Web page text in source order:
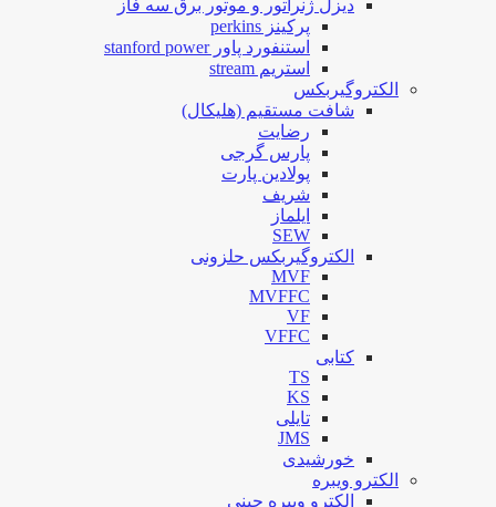
دیزل ژنراتور و موتور برق سه فاز
پرکینز perkins
استنفورد پاور stanford power
استریم stream
الکتروگیربکس
شافت مستقیم (هلیکال)
رضایت
پارس گرجی
پولادین پارت
شریف
ایلماز
SEW
الکتروگیربکس حلزونی
MVF
MVFFC
VF
VFFC
کتابی
TS
KS
تایلی
JMS
خورشیدی
الکترو ویبره
الکترو ویبره چینی